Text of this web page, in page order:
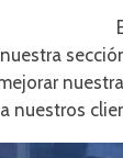
nuestros